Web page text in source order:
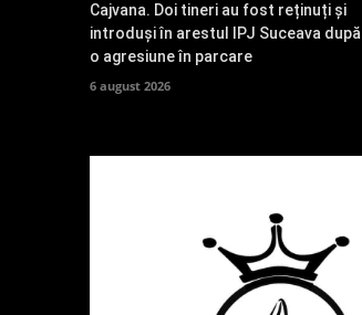
Cajvana. Doi tineri au fost reținuți și
introduși în arestul IPJ Suceava după
o agresiune în parcare
6 august 2026